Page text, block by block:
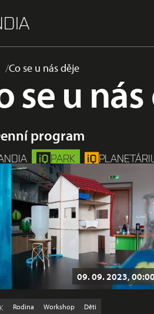
Co se u nás děje
se u
program
PARK
Dospělí Děti iQ inspirace
Školy
09. 09. 2023,
Rodina Workshop Děti